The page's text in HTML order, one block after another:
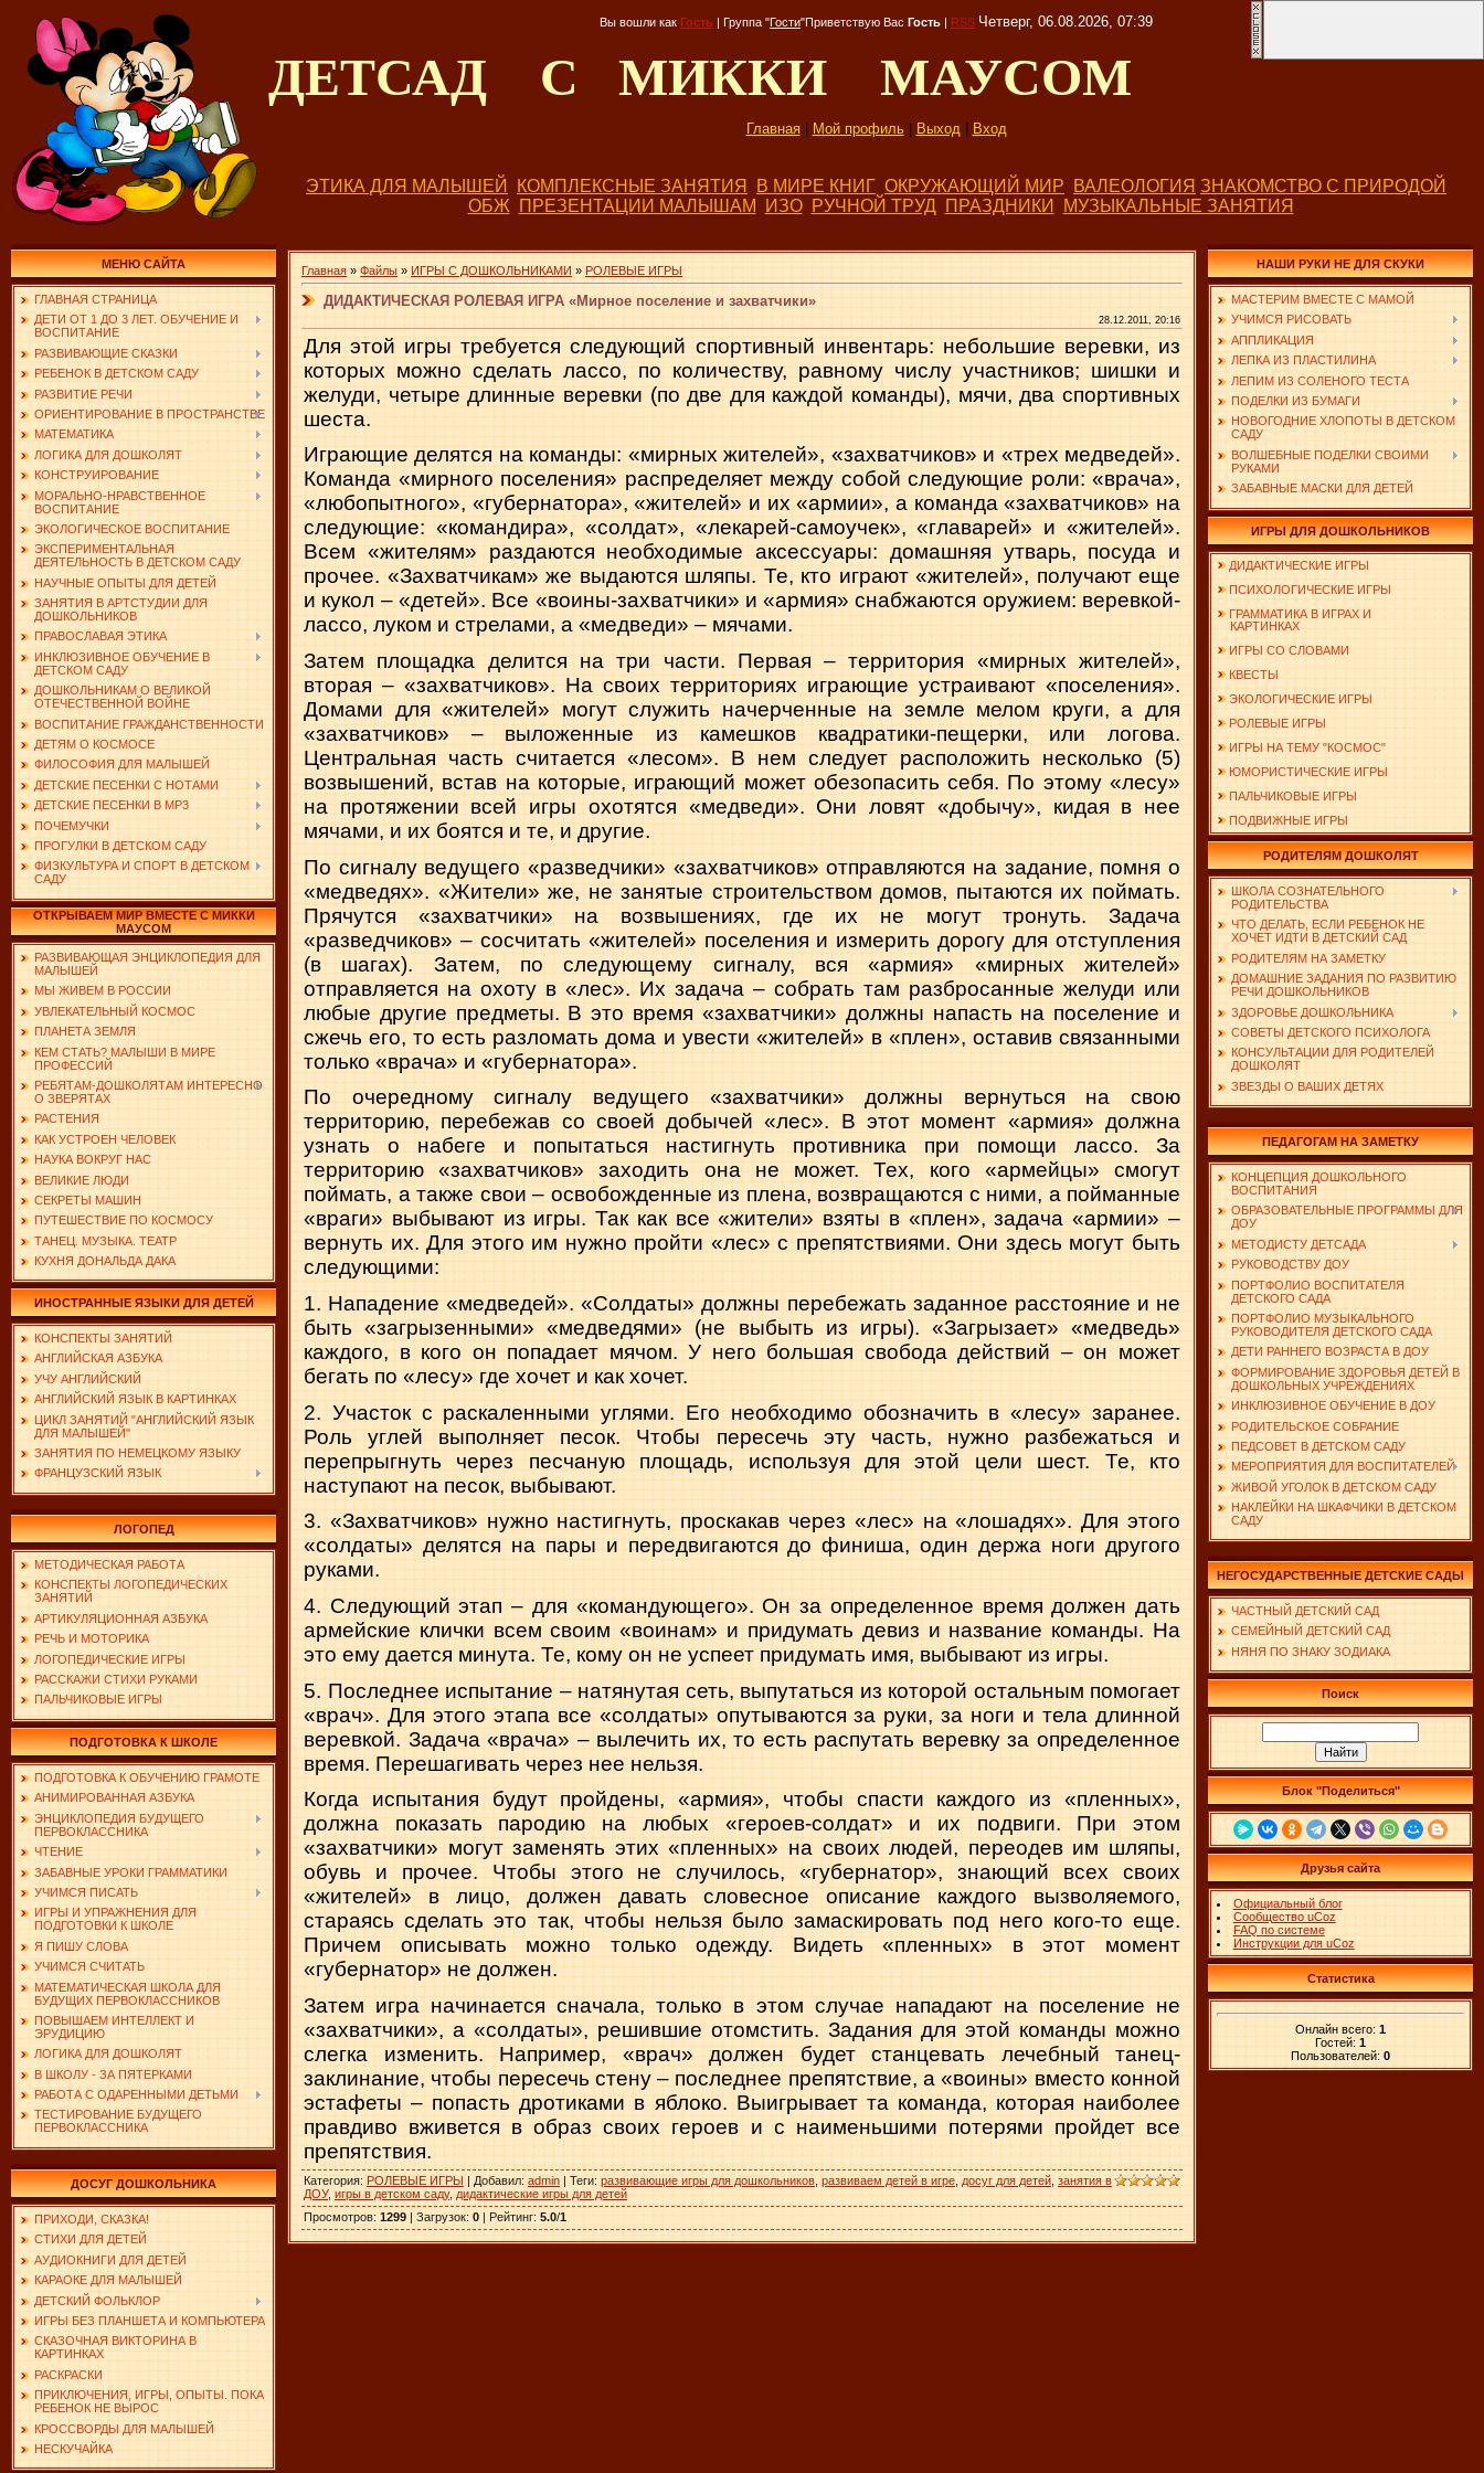
Вы вошли как Гость | Группа "Гости"Приветствую Вас Гость | RSS Четверг, 06.08.2026, 07:39
ДЕТСАД С МИККИ МАУСОМ
Главная| Мой профиль| Выход| Вход
ЭТИКА ДЛЯ МАЛЫШЕЙ КОМПЛЕКСНЫЕ ЗАНЯТИЯ В МИРЕ КНИГ ОКРУЖАЮЩИЙ МИР ВАЛЕОЛОГИЯ ЗНАКОМСТВО С ПРИРОДОЙ
ОБЖ
ПРЕЗЕНТАЦИИ МАЛЫШАМ ИЗО РУЧНОЙ ТРУД ПРАЗДНИКИ МУЗЫКАЛЬНЫЕ ЗАНЯТИЯ
МЕНЮ САЙТА
ГЛАВНАЯ СТРАНИЦА
ДЕТИ ОТ 1 ДО 3 ЛЕТ. ОБУЧЕНИЕ И
ВОСПИТАНИЕ
РАЗВИВАЮЩИЕ СКАЗКИ
РЕБЕНОК В ДЕТСКОМ САДУ
РАЗВИТИЕ РЕЧИ
ОРИЕНТИРОВАНИЕ В ПРОСТРАНСТВЕ
МАТЕМАТИКА
ЛОГИКА ДЛЯ ДОШКОЛЯТ
КОНСТРУИРОВАНИЕ
МОРАЛЬНО-НРАВСТВЕННОЕ
ВОСПИТАНИЕ
ЭКОЛОГИЧЕСКОЕ ВОСПИТАНИЕ
ЭКСПЕРИМЕНТАЛЬНАЯ
ДЕЯТЕЛЬНОСТЬ В ДЕТСКОМ САДУ
НАУЧНЫЕ ОПЫТЫ ДЛЯ ДЕТЕЙ
ЗАНЯТИЯ В АРТСТУДИИ ДЛЯ
ДОШКОЛЬНИКОВ
ПРАВОСЛАВАЯ ЭТИКА
ИНКЛЮЗИВНОЕ ОБУЧЕНИЕ В
ДЕТСКОМ САДУ
ДОШКОЛЬНИКАМ О ВЕЛИКОЙ
ОТЕЧЕСТВЕННОЙ ВОЙНЕ
ВОСПИТАНИЕ ГРАЖДАНСТВЕННОСТИ
ДЕТЯМ О КОСМОСЕ
ФИЛОСОФИЯ ДЛЯ МАЛЫШЕЙ
ДЕТСКИЕ ПЕСЕНКИ С НОТАМИ
ДЕТСКИЕ ПЕСЕНКИ В MP3
ПОЧЕМУЧКИ
ПРОГУЛКИ В ДЕТСКОМ САДУ
ФИЗКУЛЬТУРА И СПОРТ В ДЕТСКОМ
САДУ
ОТКРЫВАЕМ МИР ВМЕСТЕ С МИККИ
МАУСОМ
РАЗВИВАЮЩАЯ ЭНЦИКЛОПЕДИЯ ДЛЯ
МАЛЫШЕЙ
МЫ ЖИВЕМ В РОССИИ
УВЛЕКАТЕЛЬНЫЙ КОСМОС
ПЛАНЕТА ЗЕМЛЯ
КЕМ СТАТЬ? МАЛЫШИ В МИРЕ
ПРОФЕССИЙ
РЕБЯТАМ-ДОШКОЛЯТАМ ИНТЕРЕСНО
О ЗВЕРЯТАХ
РАСТЕНИЯ
КАК УСТРОЕН ЧЕЛОВЕК
НАУКА ВОКРУГ НАС
ВЕЛИКИЕ ЛЮДИ
СЕКРЕТЫ МАШИН
ПУТЕШЕСТВИЕ ПО КОСМОСУ
ТАНЕЦ. МУЗЫКА. ТЕАТР
КУХНЯ ДОНАЛЬДА ДАКА
ИНОСТРАННЫЕ ЯЗЫКИ ДЛЯ ДЕТЕЙ
КОНСПЕКТЫ ЗАНЯТИЙ
АНГЛИЙСКАЯ АЗБУКА
УЧУ АНГЛИЙСКИЙ
АНГЛИЙСКИЙ ЯЗЫК В КАРТИНКАХ
ЦИКЛ ЗАНЯТИЙ "АНГЛИЙСКИЙ ЯЗЫК
ДЛЯ МАЛЫШЕЙ"
ЗАНЯТИЯ ПО НЕМЕЦКОМУ ЯЗЫКУ
ФРАНЦУЗСКИЙ ЯЗЫК
ЛОГОПЕД
МЕТОДИЧЕСКАЯ РАБОТА
КОНСПЕКТЫ ЛОГОПЕДИЧЕСКИХ
ЗАНЯТИЙ
АРТИКУЛЯЦИОННАЯ АЗБУКА
РЕЧЬ И МОТОРИКА
ЛОГОПЕДИЧЕСКИЕ ИГРЫ
РАССКАЖИ СТИХИ РУКАМИ
ПАЛЬЧИКОВЫЕ ИГРЫ
ПОДГОТОВКА К ШКОЛЕ
ПОДГОТОВКА К ОБУЧЕНИЮ ГРАМОТЕ
АНИМИРОВАННАЯ АЗБУКА
ЭНЦИКЛОПЕДИЯ БУДУЩЕГО
ПЕРВОКЛАССНИКА
ЧТЕНИЕ
ЗАБАВНЫЕ УРОКИ ГРАММАТИКИ
УЧИМСЯ ПИСАТЬ
ИГРЫ И УПРАЖНЕНИЯ ДЛЯ
ПОДГОТОВКИ К ШКОЛЕ
Я ПИШУ СЛОВА
УЧИМСЯ СЧИТАТЬ
МАТЕМАТИЧЕСКАЯ ШКОЛА ДЛЯ
БУДУЩИХ ПЕРВОКЛАССНИКОВ
ПОВЫШАЕМ ИНТЕЛЛЕКТ И
ЭРУДИЦИЮ
ЛОГИКА ДЛЯ ДОШКОЛЯТ
В ШКОЛУ - ЗА ПЯТЕРКАМИ
РАБОТА С ОДАРЕННЫМИ ДЕТЬМИ
ТЕСТИРОВАНИЕ БУДУЩЕГО
ПЕРВОКЛАССНИКА
ДОСУГ ДОШКОЛЬНИКА
ПРИХОДИ, СКАЗКА!
СТИХИ ДЛЯ ДЕТЕЙ
АУДИОКНИГИ ДЛЯ ДЕТЕЙ
КАРАОКЕ ДЛЯ МАЛЫШЕЙ
ДЕТСКИЙ ФОЛЬКЛОР
ИГРЫ БЕЗ ПЛАНШЕТА И КОМПЬЮТЕРА
СКАЗОЧНАЯ ВИКТОРИНА В
КАРТИНКАХ
РАСКРАСКИ
ПРИКЛЮЧЕНИЯ, ИГРЫ, ОПЫТЫ. ПОКА
РЕБЕНОК НЕ ВЫРОС
КРОССВОРДЫ ДЛЯ МАЛЫШЕЙ
НЕСКУЧАЙКА
Главная » Файлы » ИГРЫ С ДОШКОЛЬНИКАМИ » РОЛЕВЫЕ ИГРЫ
ДИДАКТИЧЕСКАЯ РОЛЕВАЯ ИГРА «Мирное поселение и захватчики»
28.12.2011, 20:16
Для этой игры требуется следующий спортивный инвентарь: небольшие веревки, из
которых можно сделать лассо, по количеству, равному числу участников; шишки и
желуди, четыре длинные веревки (по две для каждой команды), мячи, два спортивных
шеста.
Играющие делятся на команды: «мирных жителей», «захватчиков» и «трех медведей».
Команда «мирного поселения» распределяет между собой следующие роли: «врача»,
«любопытного», «губернатора», «жителей» и их «армии», а команда «захватчиков» на
следующие: «командира», «солдат», «лекарей-самоучек», «главарей» и «жителей».
Всем «жителям» раздаются необходимые аксессуары: домашняя утварь, посуда и
прочее. «Захватчикам» же выдаются шляпы. Те, кто играют «жителей», получают еще
и кукол – «детей». Все «воины-захватчики» и «армия» снабжаются оружием: веревкой-
лассо, луком и стрелами, а «медведи» – мячами.
Затем площадка делится на три части. Первая – территория «мирных жителей»,
вторая – «захватчиков». На своих территориях играющие устраивают «поселения».
Домами для «жителей» могут служить начерченные на земле мелом круги, а для
«захватчиков» – выложенные из камешков квадратики-пещерки, или логова.
Центральная часть считается «лесом». В нем следует расположить несколько (5)
возвышений, встав на которые, играющий может обезопасить себя. По этому «лесу»
на протяжении всей игры охотятся «медведи». Они ловят «добычу», кидая в нее
мячами, и их боятся и те, и другие.
По сигналу ведущего «разведчики» «захватчиков» отправляются на задание, помня о
«медведях». «Жители» же, не занятые строительством домов, пытаются их поймать.
Прячутся «захватчики» на возвышениях, где их не могут тронуть. Задача
«разведчиков» – сосчитать «жителей» поселения и измерить дорогу для отступления
(в шагах). Затем, по следующему сигналу, вся «армия» «мирных жителей»
отправляется на охоту в «лес». Их задача – собрать там разбросанные желуди или
любые другие предметы. В это время «захватчики» должны напасть на поселение и
сжечь его, то есть разломать дома и увести «жителей» в «плен», оставив связанными
только «врача» и «губернатора».
По очередному сигналу ведущего «захватчики» должны вернуться на свою
территорию, перебежав со своей добычей «лес». В этот момент «армия» должна
узнать о набеге и попытаться настигнуть противника при помощи лассо. За
территорию «захватчиков» заходить она не может. Тех, кого «армейцы» смогут
поймать, а также свои – освобожденные из плена, возвращаются с ними, а пойманные
«враги» выбывают из игры. Так как все «жители» взяты в «плен», задача «армии» –
вернуть их. Для этого им нужно пройти «лес» с препятствиями. Они здесь могут быть
следующими:
1. Нападение «медведей». «Солдаты» должны перебежать заданное расстояние и не
быть «загрызенными» «медведями» (не выбыть из игры). «Загрызает» «медведь»
каждого, в кого он попадает мячом. У него большая свобода действий – он может
бегать по «лесу» где хочет и как хочет.
2. Участок с раскаленными углями. Его необходимо обозначить в «лесу» заранее.
Роль углей выполняет песок. Чтобы пересечь эту часть, нужно разбежаться и
перепрыгнуть через песчаную площадь, используя для этой цели шест. Те, кто
наступают на песок, выбывают.
3. «Захватчиков» нужно настигнуть, проскакав через «лес» на «лошадях». Для этого
«солдаты» делятся на пары и передвигаются до финиша, один держа ноги другого
руками.
4. Следующий этап – для «командующего». Он за определенное время должен дать
армейские клички всем своим «воинам» и придумать девиз и название команды. На
это ему дается минута. Те, кому он не успеет придумать имя, выбывают из игры.
5. Последнее испытание – натянутая сеть, выпутаться из которой остальным помогает
«врач». Для этого этапа все «солдаты» опутываются за руки, за ноги и тела длинной
веревкой. Задача «врача» – вылечить их, то есть распутать веревку за определенное
время. Перешагивать через нее нельзя.
Когда испытания будут пройдены, «армия», чтобы спасти каждого из «пленных»,
должна показать пародию на любых «героев-солдат» и их подвиги. При этом
«захватчики» могут заменять этих «пленных» на своих людей, переодев им шляпы,
обувь и прочее. Чтобы этого не случилось, «губернатор», знающий всех своих
«жителей» в лицо, должен давать словесное описание каждого вызволяемого,
стараясь сделать это так, чтобы нельзя было замаскировать под него кого-то еще.
Причем описывать можно только одежду. Видеть «пленных» в этот момент
«губернатор» не должен.
Затем игра начинается сначала, только в этом случае нападают на поселение не
«захватчики», а «солдаты», решившие отомстить. Задания для этой команды можно
слегка изменить. Например, «врач» должен будет станцевать лечебный танец-
заклинание, чтобы пересечь стену – последнее препятствие, а «воины» вместо конной
эстафеты – попасть дротиками в яблоко. Выигрывает та команда, которая наиболее
правдиво вживется в образ своих героев и с наименьшими потерями пройдет все
препятствия.
Категория: РОЛЕВЫЕ ИГРЫ | Добавил: admin | Теги: развивающие игры для дошкольников развиваем детей в игре досуг для детей занятия в
ДОУ, игры в детском саду, дидактические игры для детей
Просмотров: 1299 | Загрузок: 0 | Рейтинг: 5.0/1
НАШИ РУКИ НЕ ДЛЯ СКУКИ
МАСТЕРИМ ВМЕСТЕ С МАМОЙ
УЧИМСЯ РИСОВАТЬ
АППЛИКАЦИЯ
ЛЕПКА ИЗ ПЛАСТИЛИНА
ЛЕПИМ ИЗ СОЛЕНОГО ТЕСТА
ПОДЕЛКИ ИЗ БУМАГИ
НОВОГОДНИЕ ХЛОПОТЫ В ДЕТСКОМ
САДУ
ВОЛШЕБНЫЕ ПОДЕЛКИ СВОИМИ
РУКАМИ
ЗАБАВНЫЕ МАСКИ ДЛЯ ДЕТЕЙ
ИГРЫ ДЛЯ ДОШКОЛЬНИКОВ
ДИДАКТИЧЕСКИЕ ИГРЫ
ПСИХОЛОГИЧЕСКИЕ ИГРЫ
ГРАММАТИКА В ИГРАХ И
КАРТИНКАХ
ИГРЫ СО СЛОВАМИ
КВЕСТЫ
ЭКОЛОГИЧЕСКИЕ ИГРЫ
РОЛЕВЫЕ ИГРЫ
ИГРЫ НА ТЕМУ "КОСМОС"
ЮМОРИСТИЧЕСКИЕ ИГРЫ
ПАЛЬЧИКОВЫЕ ИГРЫ
ПОДВИЖНЫЕ ИГРЫ
РОДИТЕЛЯМ ДОШКОЛЯТ
ШКОЛА СОЗНАТЕЛЬНОГО
РОДИТЕЛЬСТВА
ЧТО ДЕЛАТЬ, ЕСЛИ РЕБЕНОК НЕ
ХОЧЕТ ИДТИ В ДЕТСКИЙ САД
РОДИТЕЛЯМ НА ЗАМЕТКУ
ДОМАШНИЕ ЗАДАНИЯ ПО РАЗВИТИЮ
РЕЧИ ДОШКОЛЬНИКОВ
ЗДОРОВЬЕ ДОШКОЛЬНИКА
СОВЕТЫ ДЕТСКОГО ПСИХОЛОГА
КОНСУЛЬТАЦИИ ДЛЯ РОДИТЕЛЕЙ
ДОШКОЛЯТ
ЗВЕЗДЫ О ВАШИХ ДЕТЯХ
ПЕДАГОГАМ НА ЗАМЕТКУ
КОНЦЕПЦИЯ ДОШКОЛЬНОГО
ВОСПИТАНИЯ
ОБРАЗОВАТЕЛЬНЫЕ ПРОГРАММЫ ДЛЯ
ДОУ
МЕТОДИСТУ ДЕТСАДА
РУКОВОДСТВУ ДОУ
ПОРТФОЛИО ВОСПИТАТЕЛЯ
ДЕТСКОГО САДА
ПОРТФОЛИО МУЗЫКАЛЬНОГО
РУКОВОДИТЕЛЯ ДЕТСКОГО САДА
ДЕТИ РАННЕГО ВОЗРАСТА В ДОУ
ФОРМИРОВАНИЕ ЗДОРОВЬЯ ДЕТЕЙ В
ДОШКОЛЬНЫХ УЧРЕЖДЕНИЯХ
ИНКЛЮЗИВНОЕ ОБУЧЕНИЕ В ДОУ
РОДИТЕЛЬСКОЕ СОБРАНИЕ
ПЕДСОВЕТ В ДЕТСКОМ САДУ
МЕРОПРИЯТИЯ ДЛЯ ВОСПИТАТЕЛЕЙ
ЖИВОЙ УГОЛОК В ДЕТСКОМ САДУ
НАКЛЕЙКИ НА ШКАФЧИКИ В ДЕТСКОМ
САДУ
НЕГОСУДАРСТВЕННЫЕ ДЕТСКИЕ САДЫ
ЧАСТНЫЙ ДЕТСКИЙ САД
СЕМЕЙНЫЙ ДЕТСКИЙ САД
НЯНЯ ПО ЗНАКУ ЗОДИАКА
Поиск
Блок "Поделиться"
Друзья сайта
Официальный блог
Сообщество uCoz
FAQ по системе
Инструкции для uCoz
Статистика
Онлайн всего: 1
Гостей: 1
Пользователей: 0